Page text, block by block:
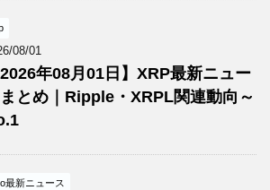
08/01
2026年08月01日】XRP最新ニュー
とめ｜Ripple・XRPL関連動向～
最新ニュース